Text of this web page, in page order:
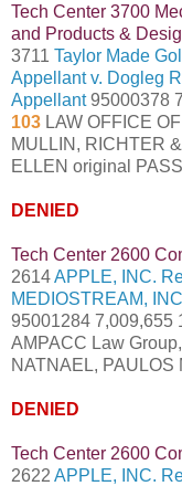
Tech Center 3700
and Products &
3711 Taylor Made
Appellant v. Dogleg
Appellant95000378
103 LAW OFFICE
MULLIN, RICHTER
ELLEN original
DENIED
Tech Center 2600
2614APPLE, INC.
MEDIOSTREAM,
95001284 7,009,655
AMPACC Law
NATNAEL, PAULOS
DENIED
Tech Center 2600
2622 APPLE, INC.